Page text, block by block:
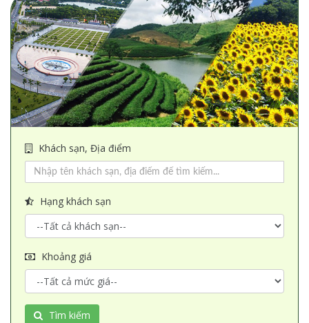
Khách sạn, Địa điểm
Hạng khách sạn
Khoảng giá
Tìm kiếm